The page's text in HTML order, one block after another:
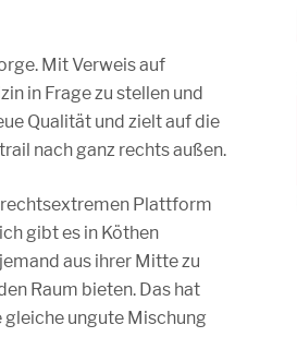
Mit Verweis auf
in Frage zu stellen und
Qualität und zielt auf die
nach ganz rechts außen.
rechtsextremen Plattform
gibt es in Köthen
aus ihrer Mitte zu
Raum bieten. Das hat
gleiche ungute Mischung